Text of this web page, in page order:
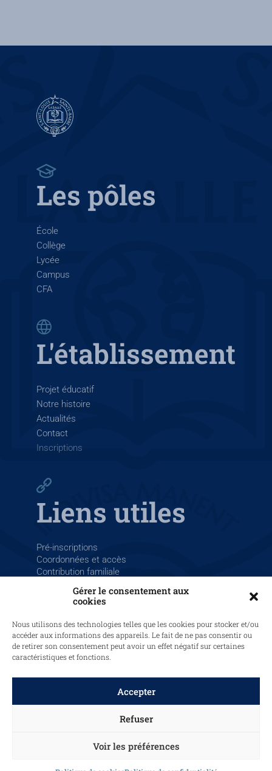
Gérer le consentement aux
cookies
Nous utilisons des technologies telles que les cookies pour stocker et/ou
accéder aux informations des appareils. Le fait de ne pas consentir ou
de retirer son consentement peut avoir un effet négatif sur certaines
caractéristiques et fonctions.
Accepter
Refuser
Voir les préférences
Les pôles
École
Collège
Lycée
Campus
CFA
L'établissement
Projet éducatif
Notre histoire
Actualités
Contact
Inscriptions
Liens utiles
Pré-inscriptions
Coordonnées et accès
Contribution familiale
© 2025 LaSalle Saint-Louis Sainte-Barbe, tous droits réservés.
Papermint Création
Politique de confidentialité